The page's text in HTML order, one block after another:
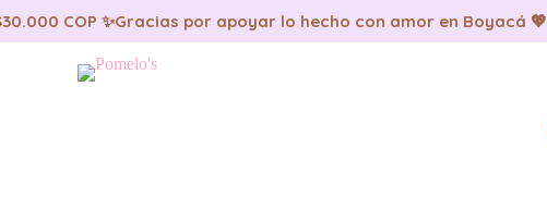
COP ✨Gracias por apoyar lo hecho con amor en Boyacá 💖